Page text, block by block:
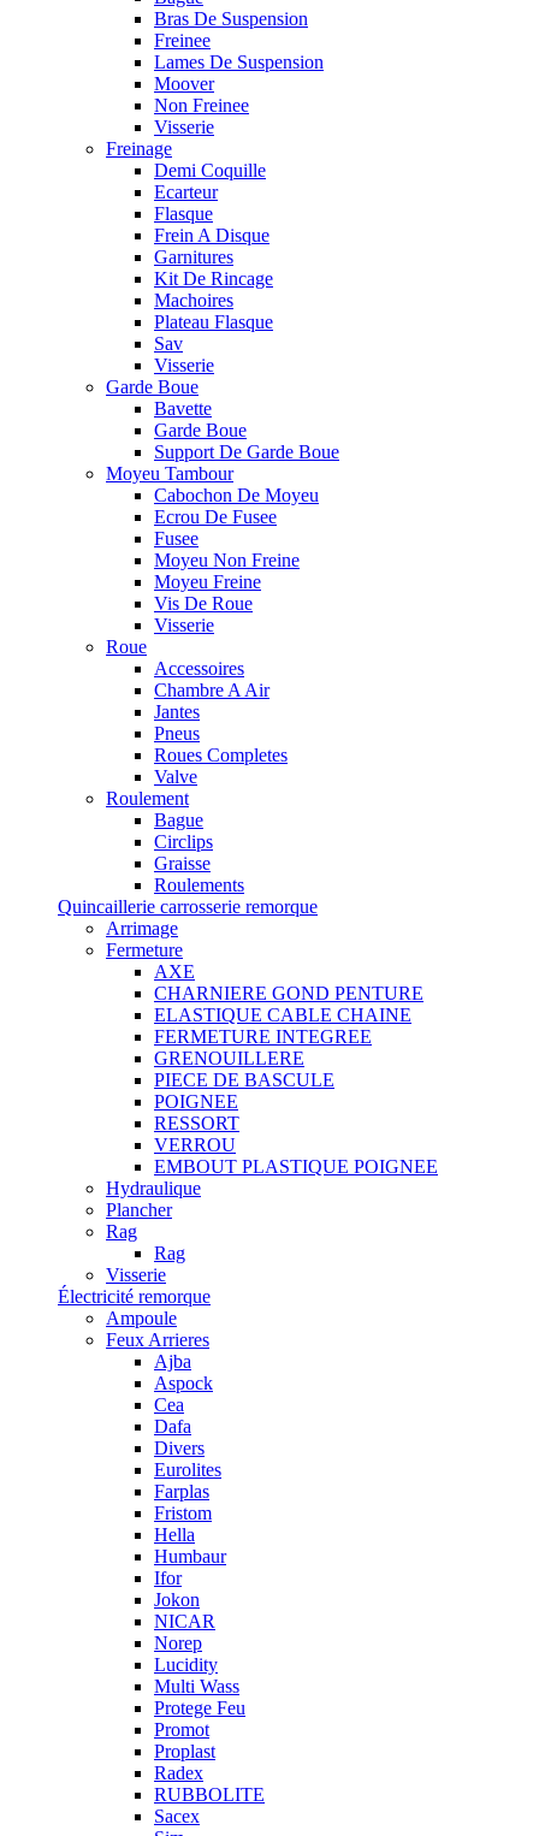
Bras De Suspension
Freinee
Lames De Suspension
Moover
Non Freinee
Visserie
Freinage
Demi Coquille
Ecarteur
Flasque
Frein A Disque
Garnitures
Kit De Rincage
Machoires
Plateau Flasque
Sav
Visserie
Garde Boue
Bavette
Garde Boue
Support De Garde Boue
Moyeu Tambour
Cabochon De Moyeu
Ecrou De Fusee
Fusee
Moyeu Non Freine
Moyeu Freine
Vis De Roue
Visserie
Roue
Accessoires
Chambre A Air
Jantes
Pneus
Roues Completes
Valve
Roulement
Bague
Circlips
Graisse
Roulements
Quincaillerie carrosserie remorque
Arrimage
Fermeture
AXE
CHARNIERE GOND PENTURE
ELASTIQUE CABLE CHAINE
FERMETURE INTEGREE
GRENOUILLERE
PIECE DE BASCULE
POIGNEE
RESSORT
VERROU
EMBOUT PLASTIQUE POIGNEE
Hydraulique
Plancher
Rag
Rag
Visserie
Électricité remorque
Ampoule
Feux Arrieres
Ajba
Aspock
Cea
Dafa
Divers
Eurolites
Farplas
Fristom
Hella
Humbaur
Ifor
Jokon
NICAR
Norep
Lucidity
Multi Wass
Protege Feu
Promot
Proplast
Radex
RUBBOLITE
Sacex